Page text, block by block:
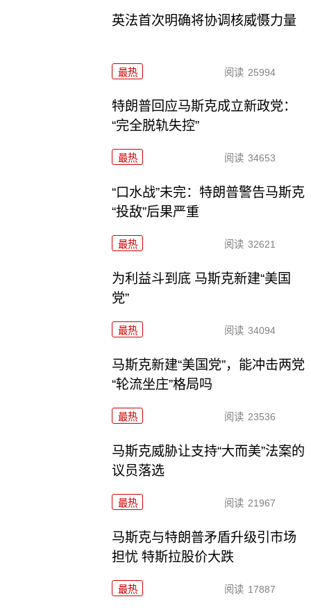
英法首次明确将协调核威慑力量
最热 阅读 25994
特朗普回应马斯克成立新政党：
“完全脱轨失控”
最热 阅读 34653
“口水战”未完：特朗普警告马斯克
“投敌”后果严重
最热 阅读 32621
为利益斗到底 马斯克新建“美国
党”
最热 阅读 34094
马斯克新建“美国党”，能冲击两党
“轮流坐庄”格局吗
最热 阅读 23536
马斯克威胁让支持“大而美”法案的
议员落选
最热 阅读 21967
马斯克与特朗普矛盾升级引市场
担忧 特斯拉股价大跌
最热 阅读 17887